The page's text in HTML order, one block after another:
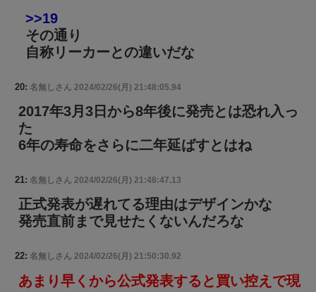
>>19
その通り
自称リーカーとの違いだな
20: 名無しさん 2024/02/26(月) 21:48:05.94
2017年3月3日から8年後に発売とは恐れ入っ
た
6年の寿命をさらに二年延ばすとはね
21: 名無しさん 2024/02/26(月) 21:48:47.13
正式発表が遅れてる理由はデザインかな
発売直前まで見せたくないんだろな
22: 名無しさん 2024/02/26(月) 21:50:30.92
あまり早くから公式発表すると買い控えで現